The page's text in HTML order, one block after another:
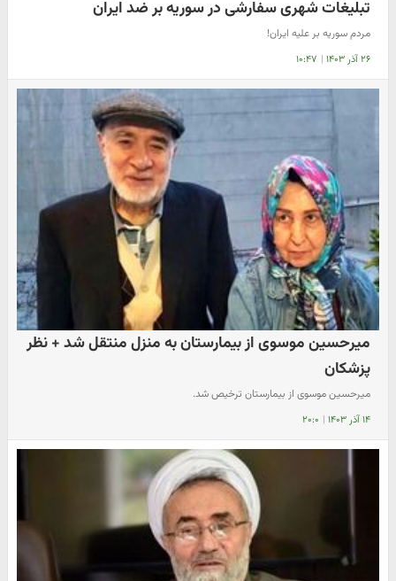
تبلیغات شهری سفارشی در سوریه بر ضد ایران
مردم سوریه بر علیه ایران!
۲۶ آذر ۱۴۰۳ | ۱۰:۴۷
میرحسین موسوی از بیمارستان به منزل منتقل شد + نظر
پزشکان
میرحسین موسوی از بیمارستان ترخیص شد.
۱۴ آذر ۱۴۰۳ | ۲۰:۰